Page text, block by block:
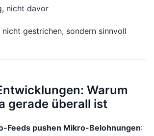
nicht davor
nicht gestrichen, sondern sinnvoll
Warum
gerade überall ist
Feeds pushen Mikro-Belohnungen: